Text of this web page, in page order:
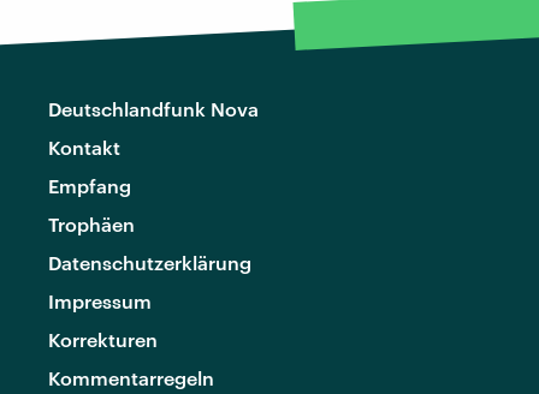
Deutschlandfunk Nova
Kontakt
Empfang
Trophäen
Datenschutzerklärung
Impressum
Korrekturen
Kommentarregeln